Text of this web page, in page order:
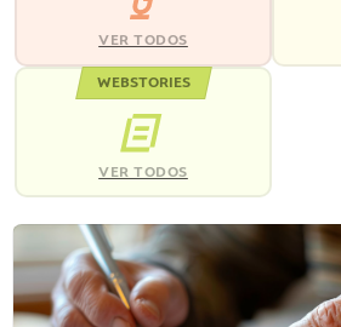
VER TODOS
WEBSTORIES
VER TODOS